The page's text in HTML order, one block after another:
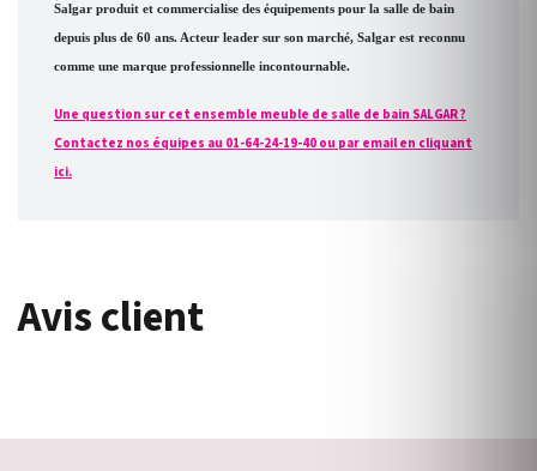
Salgar produit et commercialise des équipements pour la salle de bain
depuis plus de 60 ans. Acteur leader sur son marché, Salgar est reconnu
comme une marque professionnelle incontournable.
Une question sur cet ensemble meuble de salle de bain SALGAR ?
Contactez nos équipes au 01-64-24-19-40 ou par email en cliquant
ici.
Avis client